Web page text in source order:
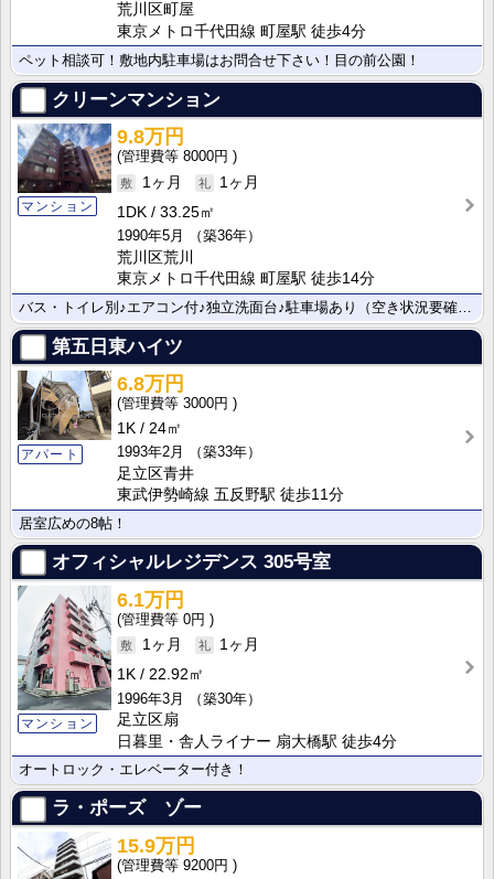
荒川区町屋
東京メトロ千代田線 町屋駅 徒歩4分
ペット相談可！敷地内駐車場はお問合せ下さい！目の前公園！
クリーンマンション
マンション
9.8万円
8000円
1ヶ月
1ヶ月
1DK
33.25㎡
1990年5月
（築36年）
荒川区荒川
東京メトロ千代田線 町屋駅 徒歩14分
第五日東ハイツ
アパート
6.8万円
3000円
1K
24㎡
1993年2月
（築33年）
足立区青井
東武伊勢崎線 五反野駅 徒歩11分
居室広めの8帖！
オフィシャルレジデンス 305号室
マンション
6.1万円
0円
1ヶ月
1ヶ月
1K
22.92㎡
1996年3月
（築30年）
足立区扇
日暮里・舎人ライナー 扇大橋駅 徒歩4分
オートロック・エレベーター付き！
ラ・ポーズ ゾー
15.9万円
9200円